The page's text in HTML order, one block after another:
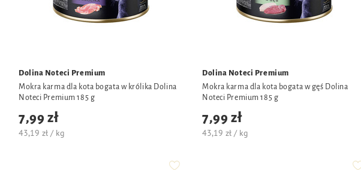
Dolina Noteci Premium
Mokra karma dla kota bogata w królika Dolina
Noteci Premium 185 g
7,99 zł
43,19 zł / kg
Dolina Noteci Premium
Mokra karma dla kota bogata w gęś Dolina
Noteci Premium 185 g
7,99 zł
43,19 zł / kg